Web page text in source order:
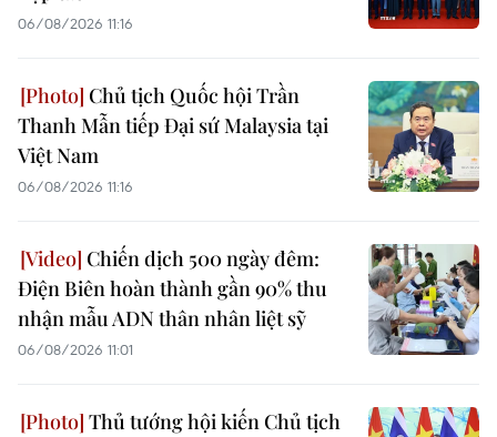
06/08/2026 11:16
Chủ tịch Quốc hội Trần
Thanh Mẫn tiếp Đại sứ Malaysia tại
Việt Nam
06/08/2026 11:16
Chiến dịch 500 ngày đêm:
Điện Biên hoàn thành gần 90% thu
nhận mẫu ADN thân nhân liệt sỹ
06/08/2026 11:01
Thủ tướng hội kiến Chủ tịch